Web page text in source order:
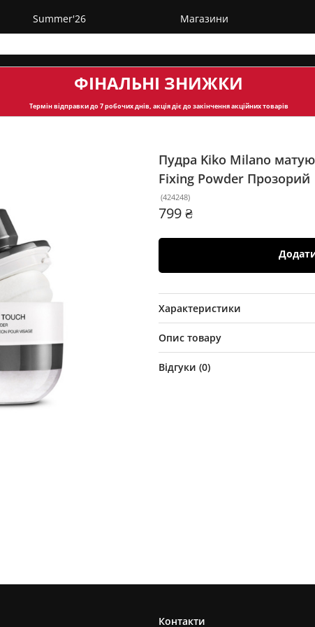
Summer'26 Магазини
ФІНАЛЬНІ ЗНИЖКИ
Термін відправкидо 7 робочих днів, акція діє до закінчення акційних товарів
Пудра Kiko Milano
Fixing Powder Прозорий
(424248)
799 ₴
Характеристики
Опис товару
Відгуки (0)
Контакти